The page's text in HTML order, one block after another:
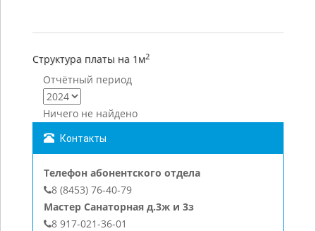
Структура платы на 1м2
Отчётный период
Ничего не найдено
Контакты
Телефон абонентского отдела
8 (8453) 76-40-79
Мастер Санаторная д.3ж и 3з
8 917-021-36-01